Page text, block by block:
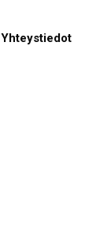
Yhteystiedot